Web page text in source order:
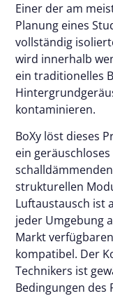
Einer der am
Planung eines
vollständig
wird innerhalb
ein traditionelles
kontaminieren.
BoXy löst dieses
ein
strukturellen
Luftaustausch ist
jeder Umgebung
Markt
kompatibel. Der
Technikers ist
Bedingungen des